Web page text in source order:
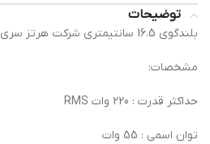
توضیحات
بلندگوی 16.5 سانتیمتری شرکت هرتز سری اونو UNO مدل X165
مشخصات:
حداکثر قدرت : 220 وات RMS
توان اسمی : 55 وات